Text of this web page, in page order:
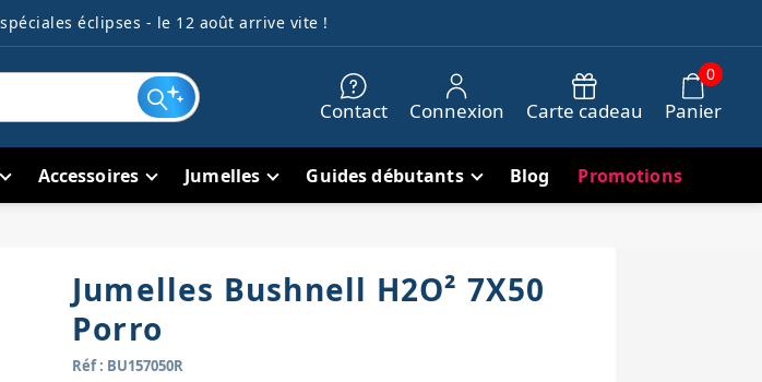
éclipses - le 12 août arrive vite !
Contact Connexion Carte cadeau Panier
0
Accessoires Jumelles Guides débutants Blog Promotions
Jumelles Bushnell H2O² 7X50
Porro
Réf : BU157050R